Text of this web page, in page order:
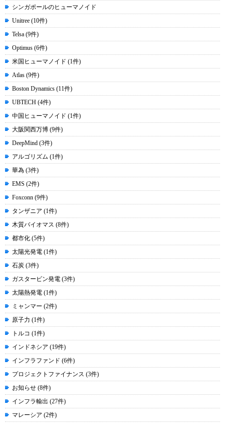
シンガポールのヒューマノイド
Unitree (10件)
Telsa (9件)
Optimus (6件)
米国ヒューマノイド (1件)
Atlas (9件)
Boston Dynamics (11件)
UBTECH (4件)
中国ヒューマノイド (1件)
大阪関西万博 (9件)
DeepMind (3件)
アルゴリズム (1件)
華為 (3件)
EMS (2件)
Foxconn (9件)
タンザニア (1件)
木質バイオマス (8件)
都市化 (5件)
太陽光発電 (1件)
石炭 (3件)
ガスタービン発電 (3件)
太陽熱発電 (1件)
ミャンマー (2件)
原子力 (1件)
トルコ (1件)
インドネシア (19件)
インフラファンド (6件)
プロジェクトファイナンス (3件)
お知らせ (8件)
インフラ輸出 (27件)
マレーシア (2件)